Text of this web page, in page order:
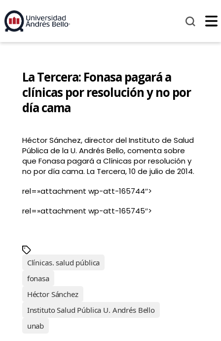
La Tercera: Fonasa pagará a
clínicas por resolución y no por
día cama
Héctor Sánchez, director del Instituto de Salud
Pública de la U. Andrés Bello, comenta sobre
que Fonasa pagará a Clínicas por resolución y
no por día cama. La Tercera, 10 de julio de 2014.
rel=»attachment wp-att-165744″>
rel=»attachment wp-att-165745″>
Clínicas. salud pública
fonasa
Héctor Sánchez
Instituto Salud Pública U. Andrés Bello
unab